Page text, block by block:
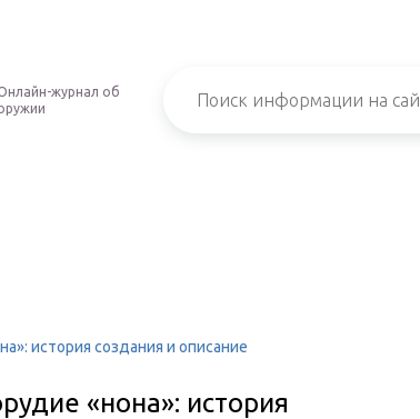
журнал об
история создания и описание
«нона»: история